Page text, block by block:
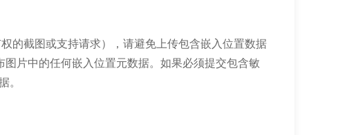
的截图或支持请求），请避免上传包含嵌入位置数据
图片中的任何嵌入位置元数据。如果必须提交包含敏
。